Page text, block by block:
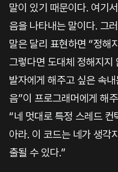
말이 있기 때문이다. 여기
음을 나타내는 말이다. 그
말은 달리 표현하면 “정해
그렇다면 도대체 정해지지
발자에게 해주고 싶은 속
음”이 프로그래머에게 해
“네 멋대로 특정 스레드
아라. 이 코드는 네가 생각
출될 수 있다.”